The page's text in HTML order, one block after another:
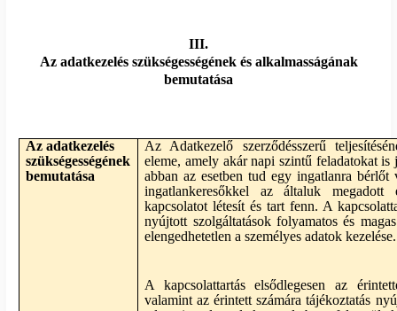
III.
Az adatkezelés szükségességének és alkalmasságának
bemutatása
Az adatkezelés
szükségességének
bemutatása
Az Adatkezelő szerződésszerű
eleme, amely akár napi szintű feladatokat
abban az esetben tud egy ingatlanra
ingatlankeresőkkel az általuk megadott
kapcsolatot létesít és tart fenn. A
nyújtott szolgáltatások folyamatos és
elengedhetetlen a személyes adatok kezelése.
A kapcsolattartás elsődlegesen az
valamint az érintett számára tájékoztatás